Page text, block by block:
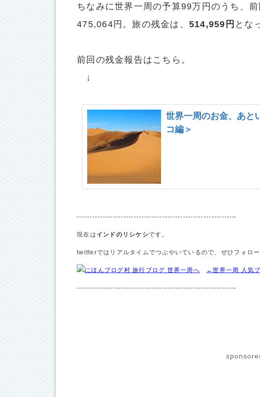
ちなみに世界一周の予算99万円のうち、
475,064円。旅の残金は、 514,959円 とな
前回の残金報告はこちら。
↓
世界一周のお金、あと
コ編＞
------------------------------------------------------------–
現在は インドのリシケシです。
twitterではリアルタイムでつぶやいているので、ぜひフォロ
←世界一周 人気
------------------------------------------------------------–